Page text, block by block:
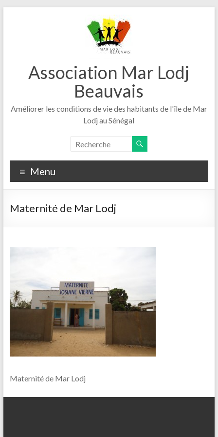
Association Mar Lodj
Beauvais
Améliorer les conditions de vie des habitants de l'île de Mar
Lodj au Sénégal
Menu
Maternité de Mar Lodj
Maternité de Mar Lodj